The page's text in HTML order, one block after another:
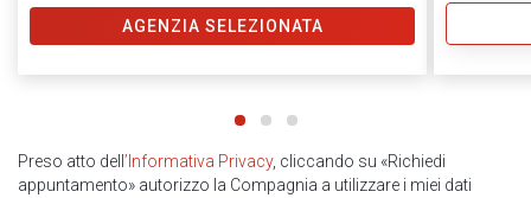
AGENZIA SELEZIONATA
Preso atto dell ’Informativa Privacy, cliccando su «Richiedi
appuntamento» autorizzo la Compagnia a utilizzare i miei dati